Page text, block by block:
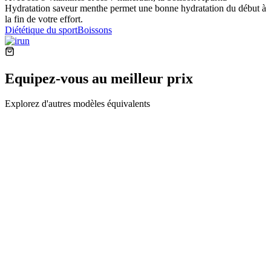
Hydratation saveur menthe permet une bonne hydratation du début à
la fin de votre effort.
Diététique du sportBoissons
Equipez-vous au meilleur prix
Explorez d'autres modèles équivalents